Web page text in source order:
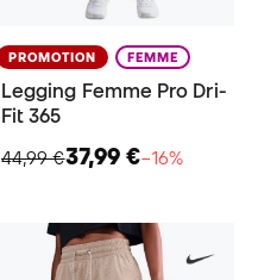
PROMOTION FEMME
Legging Femme Pro Dri-
Fit 365
44,99 €37,99 €−16%